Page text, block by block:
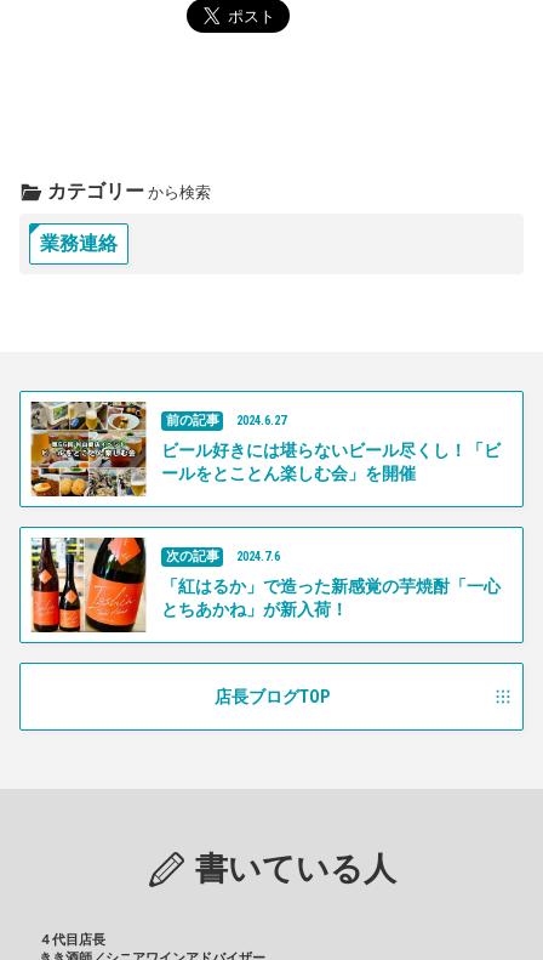
カテゴリー から検索
業務連絡
前の記事 2024.6.27
ビール好きには堪らないビール尽くし！「ビ
ールをとことん楽しむ会」を開催
次の記事 2024.7.6
「紅はるか」で造った新感覚の芋焼酎「一心
とちあかね」が新入荷！
店長ブログTOP
書いている人
４代目店長